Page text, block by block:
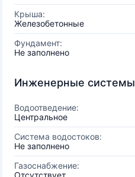
Крыша:
Железобетонные
Фундамент:
Не заполнено
Инженерные системы
Водоотведение:
Центральное
Система водостоков:
Не заполнено
Газоснабжение:
Отсутствует